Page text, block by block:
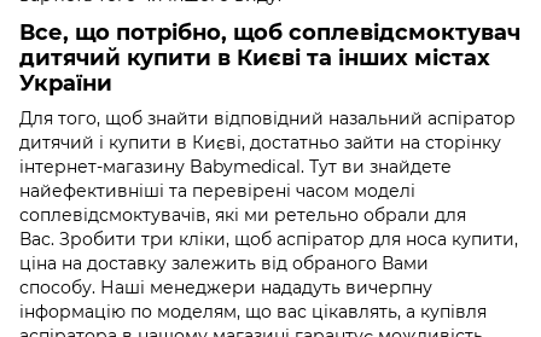
Все, що потрібно, щоб соплевідсмоктувач
дитячий купити в Києві та інших містах
України
Для того, щоб знайти відповідний назальний аспіратор
дитячий і купити в Києві, достатньо зайти на сторінку
інтернет-магазину Babymedical. Тут ви знайдете
найефективніші та перевірені часом моделі
соплевідсмоктувачів, які ми ретельно обрали для
Вас. Зробити три кліки, щоб аспіратор для носа купити,
ціна на доставку залежить від обраного Вами
способу. Наші менеджери нададуть вичерпну
інформацію по моделям, що вас цікавлять, а купівля